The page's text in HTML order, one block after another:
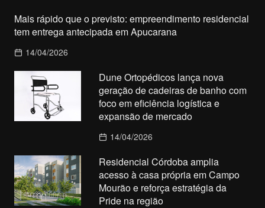
Mais rápido que o previsto: empreendimento residencial
tem entrega antecipada em Apucarana
14/04/2026
Dune Ortopédicos lança nova
geração de cadeiras de banho com
foco em eficiência logística e
expansão de mercado
14/04/2026
Residencial Córdoba amplia
acesso à casa própria em Campo
Mourão e reforça estratégia da
Pride na região